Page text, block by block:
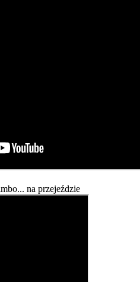
na przejeździe